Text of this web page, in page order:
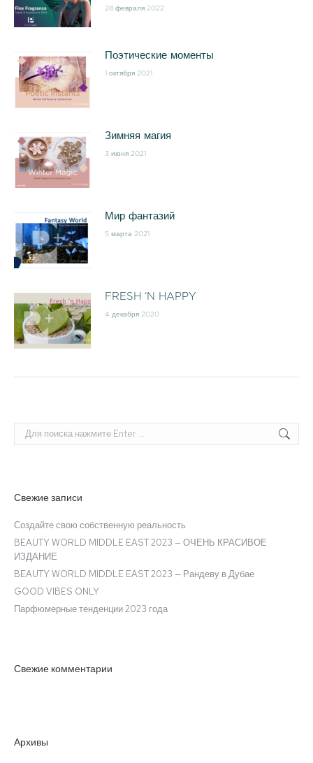
28 февраля 2022
Поэтические моменты
1 октября 2021
Зимняя магия
3 июня 2021
Мир фантазий
5 марта 2021
FRESH ‘N HAPPY
4 декабря 2020
Поиск:
Свежие записи
Создайте свою собственную реальность
BEAUTY WORLD MIDDLE EAST 2023 — ОЧЕНЬ КРАСИВОЕ
ИЗДАНИЕ
BEAUTY WORLD MIDDLE EAST 2023 — Рандеву в Дубае
GOOD VIBES ONLY
Парфюмерные тенденции 2023 года
Свежие комментарии
Архивы